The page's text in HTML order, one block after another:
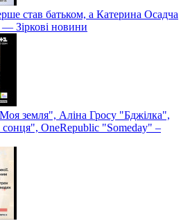
став батьком, а Катерина Осадча
— Зіркові новини
земля", Аліна Гросу "Бджілка",
OneRepublic "Someday" –